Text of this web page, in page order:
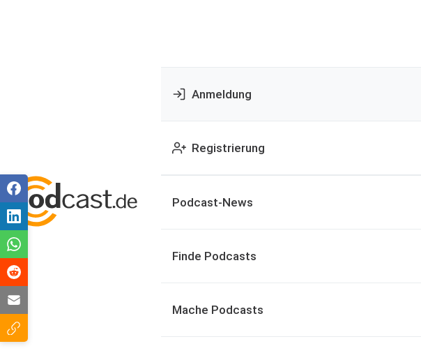
Anmeldung
Registrierung
Podcast-News
Finde Podcasts
Mache Podcasts